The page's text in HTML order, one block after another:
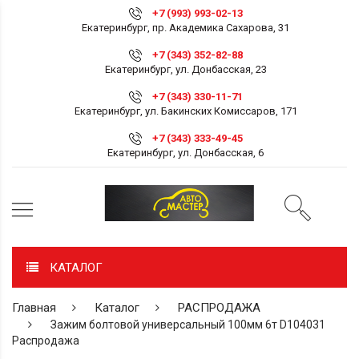
+7 (993) 993-02-13
Екатеринбург, пр. Академика Сахарова, 31
+7 (343) 352-82-88
Екатеринбург, ул. Донбасская, 23
+7 (343) 330-11-71
Екатеринбург, ул. Бакинских Комиссаров, 171
+7 (343) 333-49-45
Екатеринбург, ул. Донбасская, 6
КАТАЛОГ
Главная Каталог РАСПРОДАЖА
Зажим болтовой универсальный 100мм 6т D104031
Распродажа